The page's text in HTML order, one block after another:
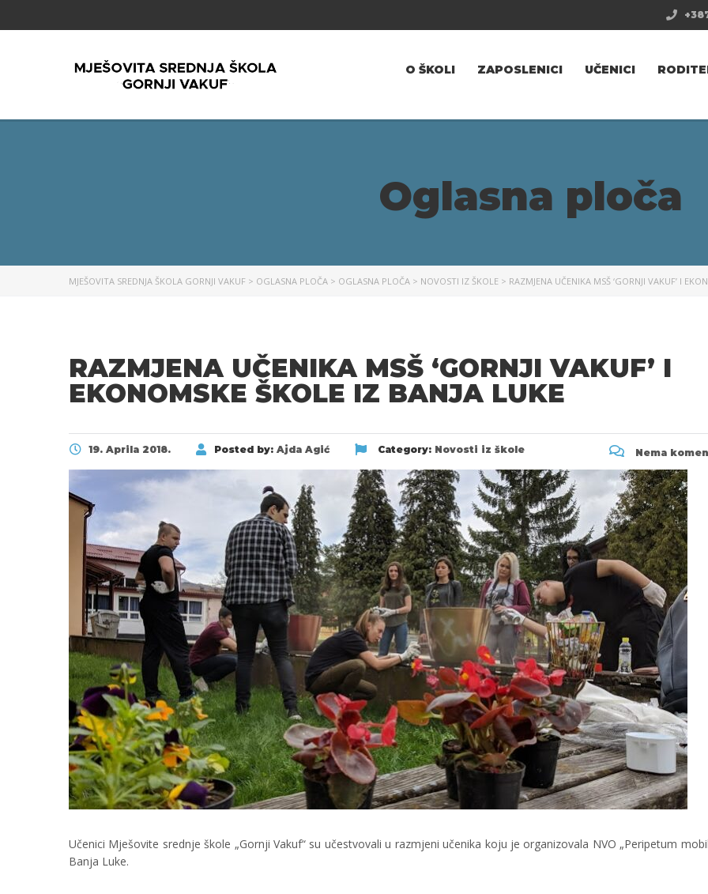
O ŠKOLI ZAPOSLENICI UČENICI
Oglasna ploča
MJEŠOVITA SREDNJA ŠKOLA GORNJI VAKUF > OGLASNA PLOČA > OGLASNA PLOČA > NOVOSTI IZ ŠKOLE > RAZMJENA UČENIKA MSŠ ‘GORNJI VAKUF’ I
RAZMJENA UČENIKA MSŠ ‘GORNJI VAKUF’ I
EKONOMSKE ŠKOLE IZ BANJA LUKE
19. Aprila 2018. Posted by: Ajda Agić Category: Novosti iz škole Nema
Učenici Mješovite srednje škole „Gornji Vakuf“ su učestvovali u razmjeni učenika koju je organizovala NVO „Peripetum
Banja Luke.